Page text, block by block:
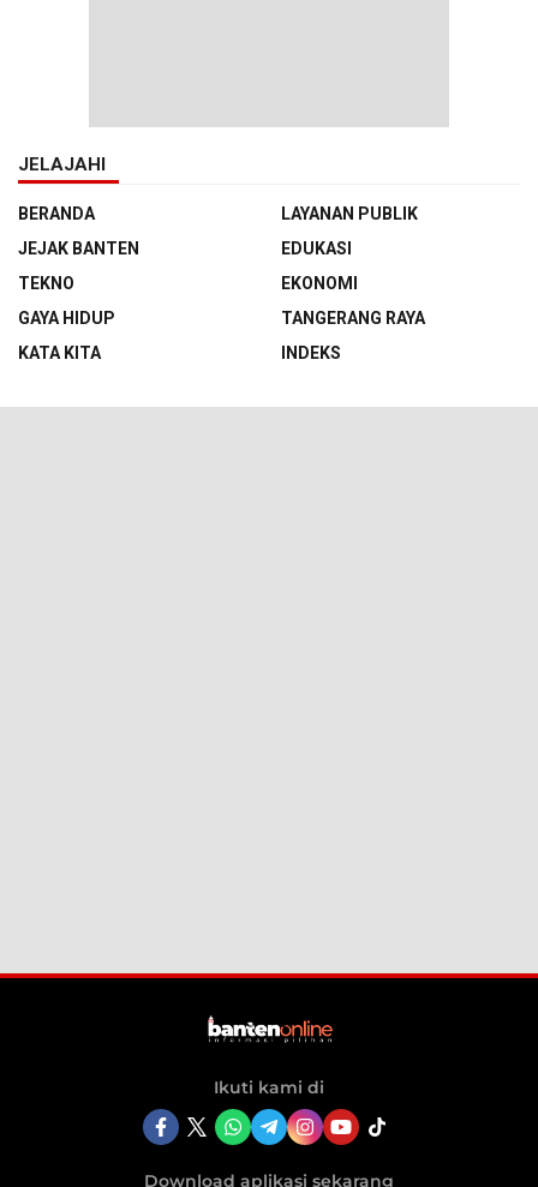
JELAJAHI
BERANDA
LAYANAN PUBLIK
JEJAK BANTEN
EDUKASI
TEKNO
EKONOMI
GAYA HIDUP
TANGERANG RAYA
KATA KITA
INDEKS
Ikuti kami di
Download aplikasi sekarang